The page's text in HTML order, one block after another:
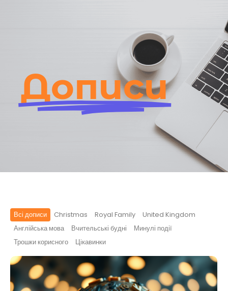
Дописи
Всі дописи Christmas Royal Family
United Kingdom
Англійська мова
Вчительські будні
Минулі події
Трошки корисного
Цікавинки